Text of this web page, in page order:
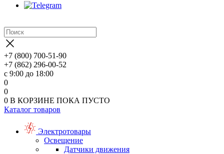
+7 (800) 700-51-90
+7 (862) 296-00-52
с 9:00 до 18:00
0
0
0 В КОРЗИНЕ ПОКА ПУСТО
Каталог товаров
Электротовары
Освещение
Датчики движения